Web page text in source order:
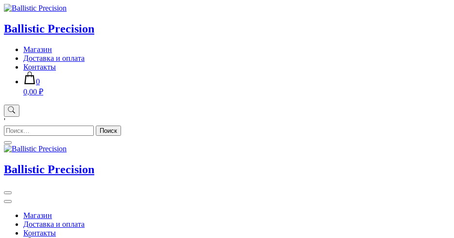
Skip
content
Ballistic Precision
Магазин
Доставка и оплата
Контакты
0
0,00 ₽
'
Найти:
Ballistic Precision
Магазин
Доставка и оплата
Контакты